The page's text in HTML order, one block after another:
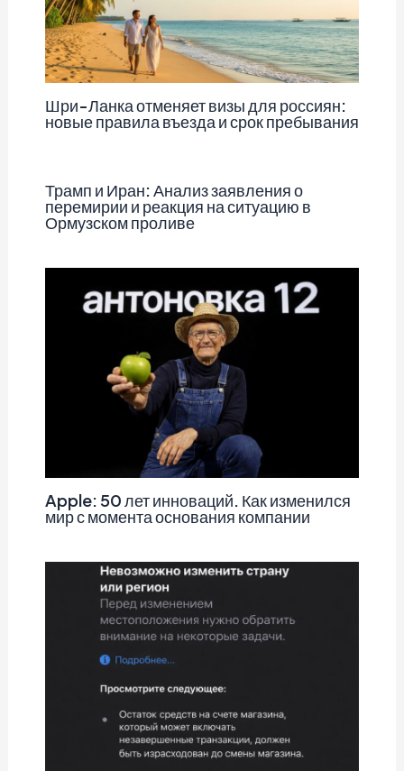
Шри-Ланка отменяет визы для россиян:
новые правила въезда и срок пребывания
Трамп и Иран: Анализ заявления о
перемирии и реакция на ситуацию в
Ормузском проливе
Apple: 50 лет инноваций. Как изменился
мир с момента основания компании